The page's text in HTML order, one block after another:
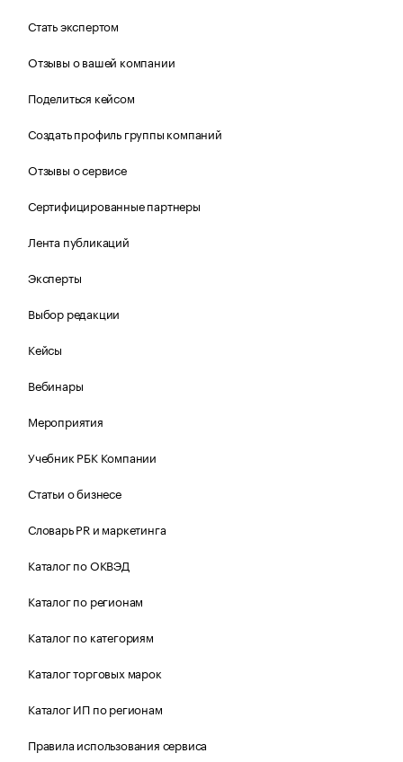
Стать экспертом
Отзывы о вашей компании
Поделиться кейсом
Создать профиль группы компаний
Отзывы о сервисе
Сертифицированные партнеры
Лента публикаций
Эксперты
Выбор редакции
Кейсы
Вебинары
Мероприятия
Учебник РБК Компании
Статьи о бизнесе
Словарь PR и маркетинга
Каталог по ОКВЭД
Каталог по регионам
Каталог по категориям
Каталог торговых марок
Каталог ИП по регионам
Правила использования сервиса